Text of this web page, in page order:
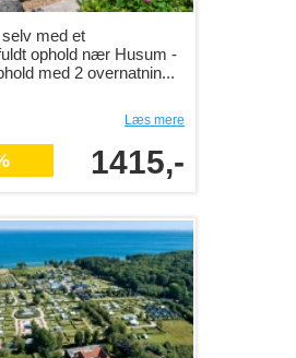
med et
ophold nær Husum -
med 2 overnatnin...
Læs mere
1415,-